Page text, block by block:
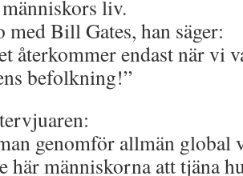
liv.
med Bill Gates, han säger:
återkommer endast när vi
befolkning!”
genomför allmän global
här människorna att tjäna